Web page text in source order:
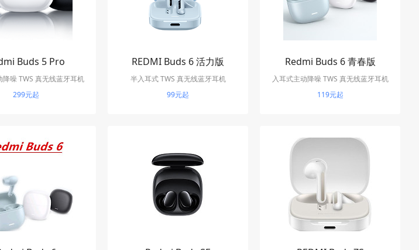
Buds 5 Pro
降噪 TWS 真无线蓝牙耳机
299元起
REDMI Buds 6 活力版
半入耳式 TWS 真无线蓝牙耳机
99元起
Redmi Buds 6 青春版
入耳式主动降噪 TWS 真无线蓝牙耳机
119元起